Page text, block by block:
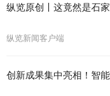
纵览新闻客户端
创新成果集中亮相！智